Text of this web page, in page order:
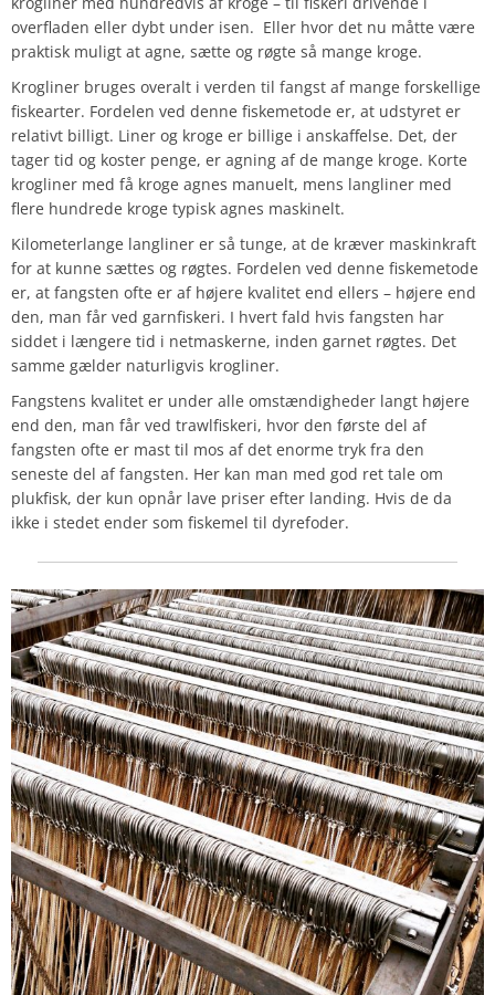
overfladen eller dybt under isen. Eller hvor det nu måtte være
praktisk muligt at agne, sætte og røgte så mange kroge.
Krogliner bruges overalt i verden til fangst af mange forskellige
fiskearter. Fordelen ved denne fiskemetode er, at udstyret er
relativt billigt. Liner og kroge er billige i anskaffelse. Det, der
tager tid og koster penge, er agning af de mange kroge. Korte
krogliner med få kroge agnes manuelt, mens langliner med
flere hundrede kroge typisk agnes maskinelt.
Kilometerlange langliner er så tunge, at de kræver maskinkraft
for at kunne sættes og røgtes. Fordelen ved denne fiskemetode
er, at fangsten ofte er af højere kvalitet end ellers – højere end
den, man får ved garnfiskeri. I hvert fald hvis fangsten har
siddet i længere tid i netmaskerne, inden garnet røgtes. Det
samme gælder naturligvis krogliner.
Fangstens kvalitet er under alle omstændigheder langt højere
end den, man får ved trawlfiskeri, hvor den første del af
fangsten ofte er mast til mos af det enorme tryk fra den
seneste del af fangsten. Her kan man med god ret tale om
plukfisk, der kun opnår lave priser efter landing. Hvis de da
ikke i stedet ender som fiskemel til dyrefoder.